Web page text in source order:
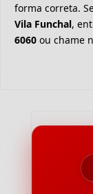
forma correta.
Vila Funchal,
6060 ou chame